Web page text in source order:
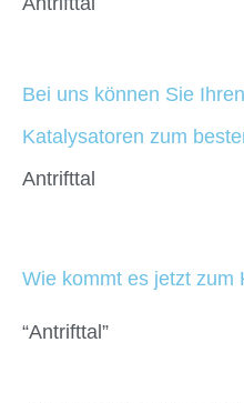
Bei uns können Sie
Katalysatoren zum
Antrifttal
Wie kommt es jetzt zum
“Antrifttal”